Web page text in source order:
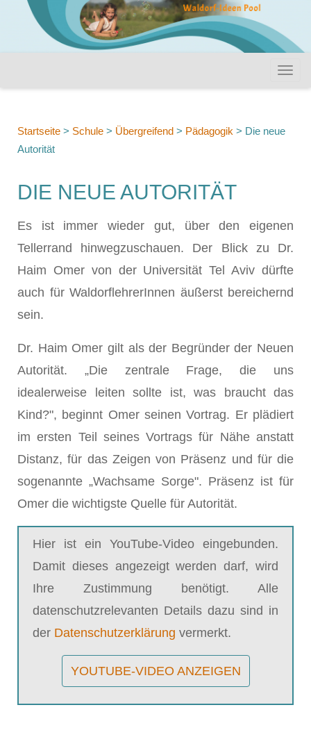
Startseite > Schule > Übergreifend > Pädagogik > Die neue
Autorität
DIE NEUE AUTORITÄT
Es ist immer wieder gut, über den eigenen
Tellerrand hinwegzuschauen. Der Blick zu Dr.
Haim Omer von der Universität Tel Aviv dürfte
auch für WaldorflehrerInnen äußerst bereichernd
sein.
Dr. Haim Omer gilt als der Begründer der Neuen
Autorität. „Die zentrale Frage, die uns
idealerweise leiten sollte ist, was braucht das
Kind?", beginnt Omer seinen Vortrag. Er plädiert
im ersten Teil seines Vortrags für Nähe anstatt
Distanz, für das Zeigen von Präsenz und für die
sogenannte „Wachsame Sorge". Präsenz ist für
Omer die wichtigste Quelle für Autorität.
Hier ist ein YouTube-Video eingebunden.
Damit dieses angezeigt werden darf, wird
Ihre Zustimmung benötigt. Alle
datenschutzrelevanten Details dazu sind in
der Datenschutzerklärung vermerkt.
YOUTUBE-VIDEO ANZEIGEN